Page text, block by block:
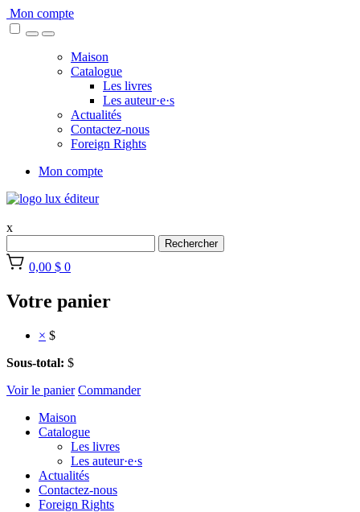
Skip
to
Mon compte
Maison
Catalogue
Les livres
Les auteur·e·s
Actualités
Contactez-nous
Foreign Rights
Mon compte
x
Rechercher
0,00 $ 0
Votre panier
× $
Sous-total: $
Voir le panier Commander
Maison
Catalogue
Les livres
Les auteur·e·s
Actualités
Contactez-nous
Foreign Rights